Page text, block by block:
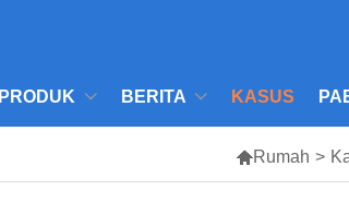
PRODUK BERITA KASUS
Rumah >